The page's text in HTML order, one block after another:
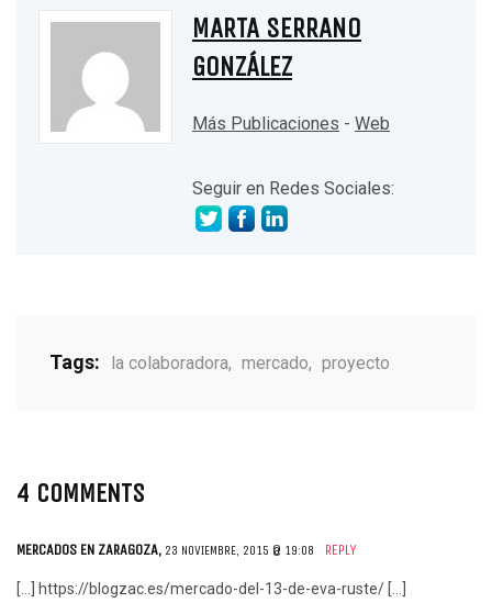
MARTA SERRANO
GONZÁLEZ
Más Publicaciones - Web
Seguir en Redes Sociales:
Tags: la colaboradora, mercado, proyecto
4 COMMENTS
MERCADOS EN ZARAGOZA, 23 NOVIEMBRE, 2015 @ 19:08 REPLY
[…] https://blogzac.es/mercado-del-13-de-eva-ruste/ […]